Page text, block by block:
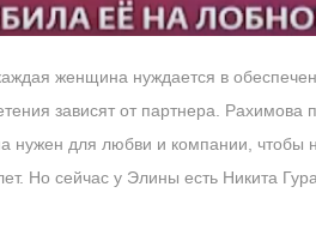
женщина нуждается в
зависят от партнера. Рахимова
для любви и компании, чтобы
Но сейчас у Элины есть Никита